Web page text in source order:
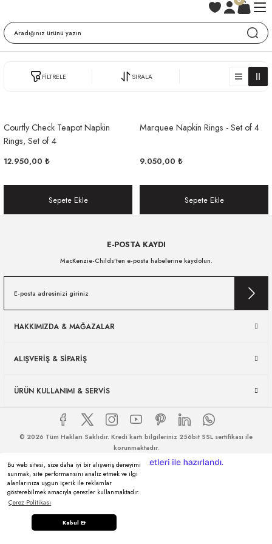
Bu web sitesi, size daha iyi bir alışveriş deneyimi
sunmak, site performansını analiz etmek ve ilgi
alanlarınıza uygun içerik ile reklamlar
gösterebilmek amacıyla çerezler kullanmaktadır.
Çerez Politikası
Kabul Et
FİLTRELE SIRALA
Courtly Check Teapot Napkin
Rings, Set of 4
12.950,00 ₺
Sepete Ekle
Marquee Napkin Rings - Set of 4
9.050,00 ₺
Sepete Ekle
E-POSTA KAYDI
MacKenzie-Childs’ten e-posta habelerine kaydolun.
HAKKIMIZDA & MAĞAZALAR
ALIŞVERİŞ & SİPARİŞ
ÜRÜN KULLANIMI & SERVİS
© 2026 Tüm Hakları Saklıdır. Kredi kartı bilgileriniz 256bit SSL sertifikası ile
korunmaktadır.
ideasoft
e-